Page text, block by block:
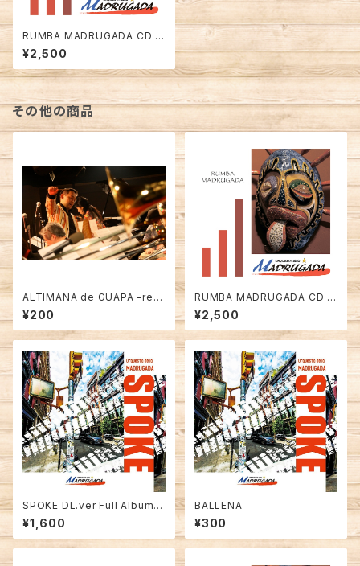
RUMBA MADRUGADA CD F
ull Album Orquesta de la M
ADRUGADA
¥2,500
その他の商品
ALTIMANA de GUAPA -rem
ix=mp3
¥200
RUMBA MADRUGADA CD F
ull Album Orquesta de la M
ADRUGADA
¥2,500
SPOKE DL.ver Full Album .
wav
¥1,600
BALLENA
¥300